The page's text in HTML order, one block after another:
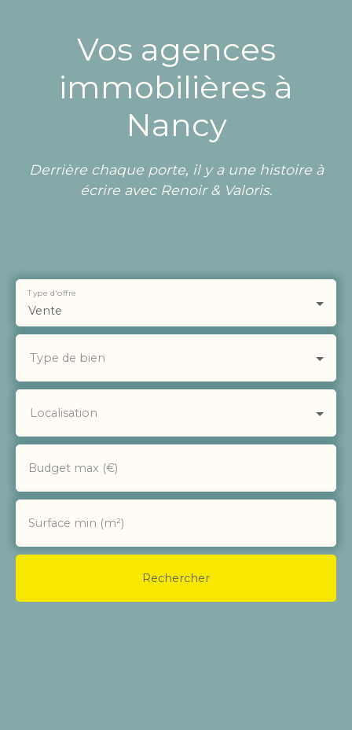
Vos agences
immobilières à
Nancy
Derrière chaque porte, il y a une histoire à
écrire avec Renoir & Valoris.
Vente
Type d'offre
Type de bien
Localisation
Budget max (€)
Surface min (m²)
Rechercher